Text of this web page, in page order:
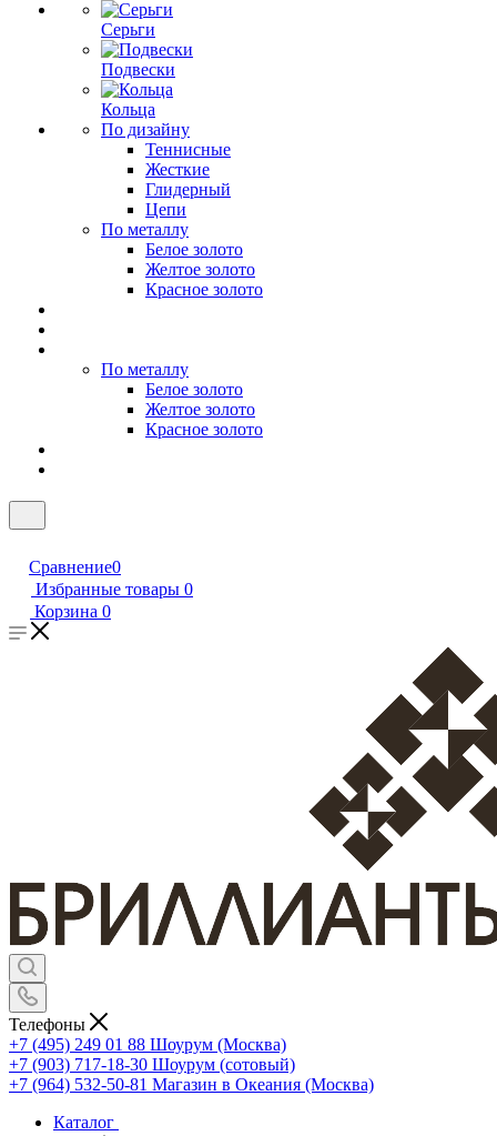
Серьги
Подвески
Кольца
По дизайну
Теннисные
Жесткие
Глидерный
Цепи
По металлу
Белое золото
Желтое золото
Красное золото
По металлу
Белое золото
Желтое золото
Красное золото
Сравнение0
Избранные товары 0
Корзина 0
Телефоны
+7 (495) 249 01 88 Шоурум (Москва)
+7 (903) 717-18-30 Шоурум (сотовый)
+7 (964) 532-50-81 Магазин в Океания (Москва)
Каталог